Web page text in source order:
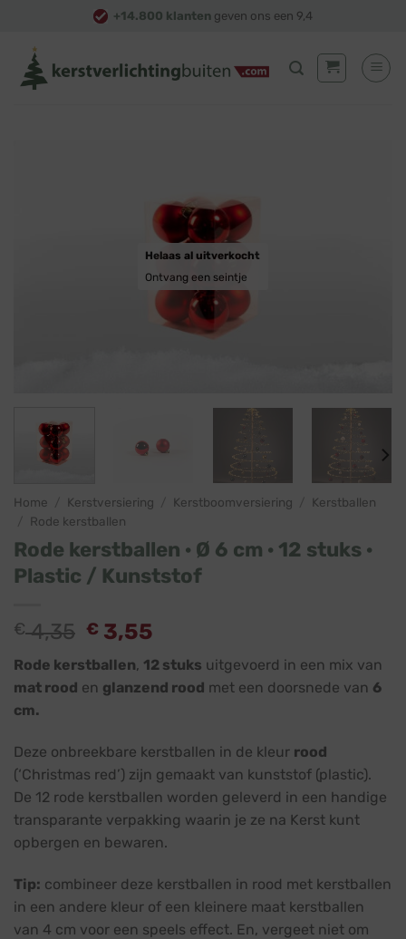
content
+14.800 klanten geven ons een 9,4
Helaas al uitverkocht
Ontvang een seintje
Home Kerstversiering Kerstboomversiering
Kerstballen
Rode kerstballen
Rode kerstballen · Ø 6 cm · 12 stuks ·
Plastic / Kunststof
€4,35 Oorspronkelijke
was:
€ 4,35.
€ 3,55
is:
€ 3,55.
Rode kerstballen, 12 stuks uitgevoerd in een mix van
mat rood en glanzend rood met een doorsnede van 6
cm.
Deze onbreekbare kerstballen in de kleur rood
(‘Christmas red’) zijn gemaakt van kunststof (plastic).
De 12 rode kerstballen worden geleverd in een handige
transparante verpakking waarin je ze na Kerst kunt
opbergen en bewaren.
Tip: combineer deze kerstballen in rood met kerstballen
in een andere kleur of een kleinere maat kerstballen
van 4 cm voor een speels effect. En, vergeet niet om